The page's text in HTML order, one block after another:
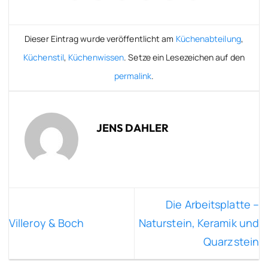
Dieser Eintrag wurde veröffentlicht am Küchenabteilung,
Küchenstil, Küchenwissen. Setze ein Lesezeichen auf den
permalink.
JENS DAHLER
Villeroy & Boch
Die Arbeitsplatte –
Naturstein, Keramik und
Quarzstein